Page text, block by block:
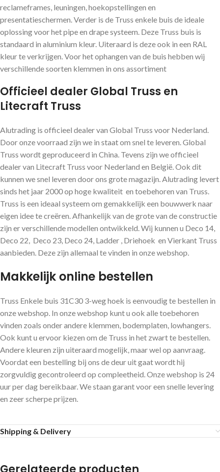
reclameframes, leuningen, hoekopstellingen en
presentatieschermen. Verder is de Truss enkele buis de ideale
oplossing voor het pipe en drape systeem. Deze Truss buis is
standaard in aluminium kleur. Uiteraard is deze ook in een RAL
kleur te verkrijgen. Voor het ophangen van de buis hebben wij
verschillende soorten klemmen in ons assortiment
Officieel dealer Global Truss en
Litecraft Truss
Alutrading is officieel dealer van Global Truss voor Nederland.
Door onze voorraad zijn we in staat om snel te leveren. Global
Truss wordt geproduceerd in China. Tevens zijn we officieel
dealer van Litecraft Truss voor Nederland en België. Ook dit
kunnen we snel leveren door ons grote magazijn. Alutrading levert
sinds het jaar 2000 op hoge kwaliteit en toebehoren van Truss.
Truss is een ideaal systeem om gemakkelijk een bouwwerk naar
eigen idee te creëren. Afhankelijk van de grote van de constructie
zijn er verschillende modellen ontwikkeld. Wij kunnen u Deco 14,
Deco 22, Deco 23, Deco 24, Ladder , Driehoek en Vierkant Truss
aanbieden. Deze zijn allemaal te vinden in onze webshop.
Makkelijk online bestellen
Truss Enkele buis 31C30 3-weg hoek is eenvoudig te bestellen in
onze webshop. In onze webshop kunt u ook alle toebehoren
vinden zoals onder andere klemmen, bodemplaten, lowhangers.
Ook kunt u ervoor kiezen om de Truss in het zwart te bestellen.
Andere kleuren zijn uiteraard mogelijk, maar wel op aanvraag.
Voordat een bestelling bij ons de deur uit gaat wordt hij
zorgvuldig gecontroleerd op compleetheid. Onze webshop is 24
uur per dag bereikbaar. We staan garant voor een snelle levering
en zeer scherpe prijzen.
Shipping & Delivery